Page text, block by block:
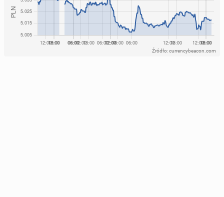
Źródło: currencybeacon.com